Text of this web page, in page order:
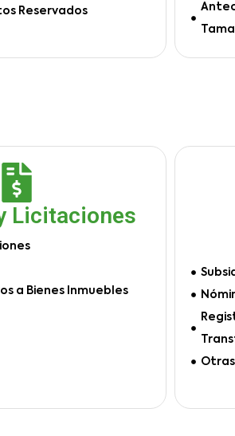
Reservados
Licitaciones
a Bienes Inmuebles